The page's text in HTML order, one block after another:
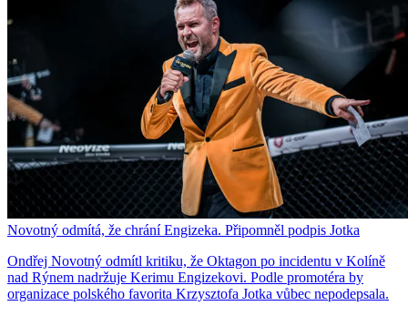
Novotný odmítá, že chrání Engizeka. Připomněl podpis Jotka
Ondřej Novotný odmítl kritiku, že Oktagon po incidentu v Kolíně
nad Rýnem nadržuje Kerimu Engizekovi. Podle promotéra by
organizace polského favorita Krzysztofa Jotka vůbec nepodepsala.